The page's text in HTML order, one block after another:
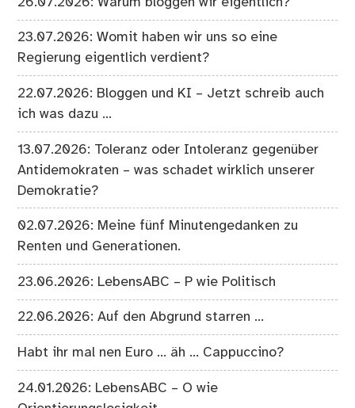
23.07.2026: Womit haben wir uns so eine
Regierung eigentlich verdient?
22.07.2026: Bloggen und KI – Jetzt schreib auch
ich was dazu …
13.07.2026: Toleranz oder Intoleranz gegenüber
Antidemokraten – was schadet wirklich unserer
Demokratie?
02.07.2026: Meine fünf Minutengedanken zu
Renten und Generationen.
23.06.2026: LebensABC – P wie Politisch
22.06.2026: Auf den Abgrund starren …
Habt ihr mal nen Euro … äh … Cappuccino?
24.01.2026: LebensABC – O wie